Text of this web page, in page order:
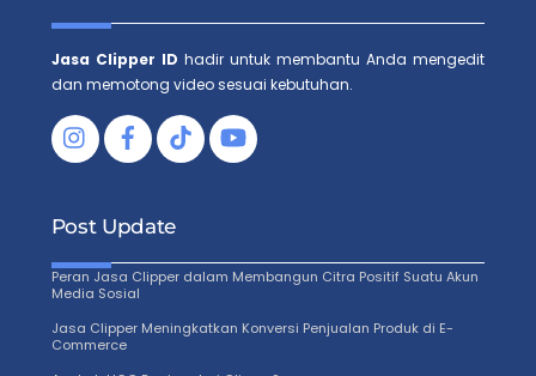
Jasa Clipper ID hadir untuk membantu Anda mengedit
dan memotong video sesuai kebutuhan.
FacebookTiktok
Post Update
Peran Jasa Clipper dalam Membangun Citra Positif Suatu Akun
Media Sosial
Jasa Clipper Meningkatkan Konversi Penjualan Produk di E-
Commerce